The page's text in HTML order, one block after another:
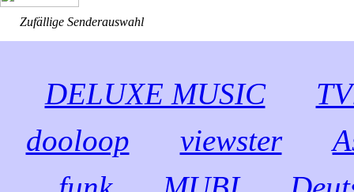
Zufällige Senderauswahl
DELUXE MUSIC
dooloop
viewster